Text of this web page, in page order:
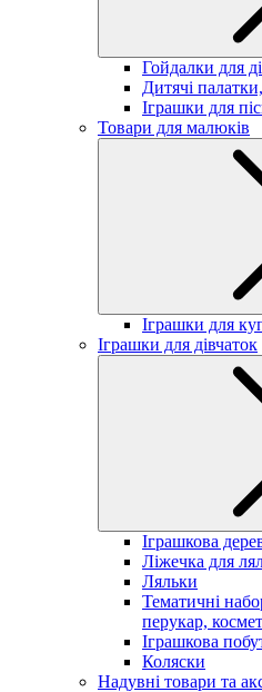
Гойдалки для
Дитячі
Іграшки для
Товари для малюків
Іграшки для
Іграшки для дівчаток
Іграшкова
Ліжечка для
Ляльки
Тематичні
перукар,
Іграшкова
Коляски
Надувні товари та